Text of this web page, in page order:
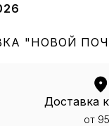
"НОВОЙ
Доставка
от